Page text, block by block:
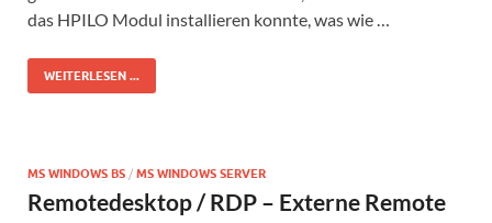
das HPILO Modul installieren konnte, was wie …
WEITERLESEN ...
MS WINDOWS BS / MS WINDOWS SERVER
Remotedesktop / RDP – Externe Remote